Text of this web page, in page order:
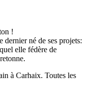
!
né de ses projets:
elle fédère de
à Carhaix. Toutes les